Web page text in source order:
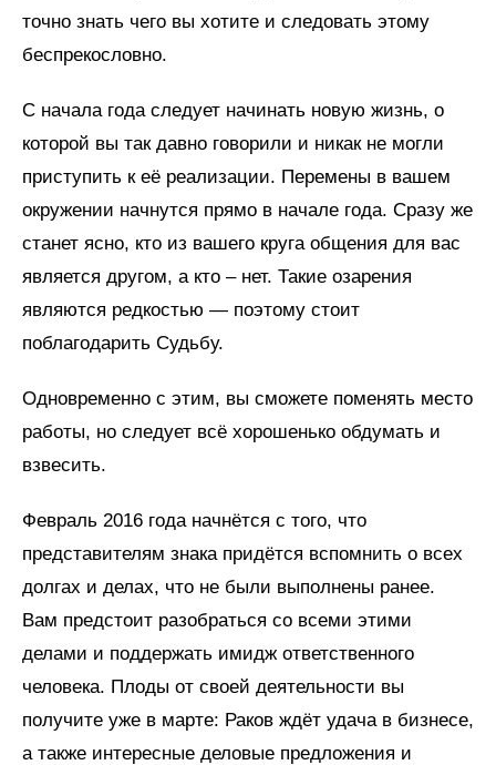
точно знать чего вы хотите и следовать этому
беспрекословно.
С начала года следует начинать новую жизнь, о
которой вы так давно говорили и никак не могли
приступить к её реализации. Перемены в вашем
окружении начнутся прямо в начале года. Сразу же
станет ясно, кто из вашего круга общения для вас
является другом, а кто – нет. Такие озарения
являются редкостью — поэтому стоит
поблагодарить Судьбу.
Одновременно с этим, вы сможете поменять место
работы, но следует всё хорошенько обдумать и
взвесить.
Февраль 2016 года начнётся с того, что
представителям знака придётся вспомнить о всех
долгах и делах, что не были выполнены ранее.
Вам предстоит разобраться со всеми этими
делами и поддержать имидж ответственного
человека. Плоды от своей деятельности вы
получите уже в марте: Раков ждёт удача в бизнесе,
а также интересные деловые предложения и